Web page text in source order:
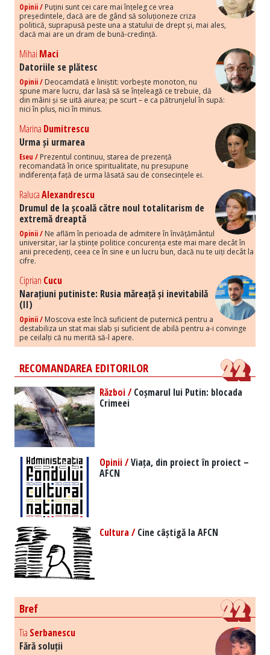
Opinii / Puțini sunt cei care mai înțeleg ce vrea
președintele, dacă are de gând să soluționeze criza
politică, suprapusă peste una a statului de drept și, mai ales,
dacă mai are un dram de bună-credință.
Mihai Maci
Datoriile se plătesc
Opinii / Deocamdată e liniștit: vorbește monoton, nu
spune mare lucru, dar lasă să se înțeleagă ce trebuie, dă
din mâini și se uită aiurea; pe scurt – e ca pătrunjelul în supă:
nici în plus, nici în minus.
Marina Dumitrescu
Urma și urmarea
Eseu / Prezentul continuu, starea de prezență
recomandată în orice spiritualitate, nu presupune
indiferența față de urma lăsată sau de consecințele ei.
RalucaAlexandrescu
Drumul de la școală către noul totalitarism de
extremă dreaptă
Opinii / Ne aflăm în perioada de admitere în învățământul
universitar, iar la științe politice concurența este mai mare decât în
anii precedenți, ceea ce în sine e un lucru bun, dacă nu te uiți decât la
cifre.
Ciprian Cucu
Narațiuni putiniste: Rusia măreață și inevitabilă
(II)
Opinii / Moscova este încă suficient de puternică pentru a
destabiliza un stat mai slab și suficient de abilă pentru a-i convinge
pe ceilalți că nu merită să-l apere.
RECOMANDAREA EDITORILOR
Război /Coșmarul lui Putin: blocada
Crimeei
Opinii /Viața, din proiect în proiect –
AFCN
Cultura /Cine câștigă la AFCN
Bref
Tia Serbanescu
Fără soluții